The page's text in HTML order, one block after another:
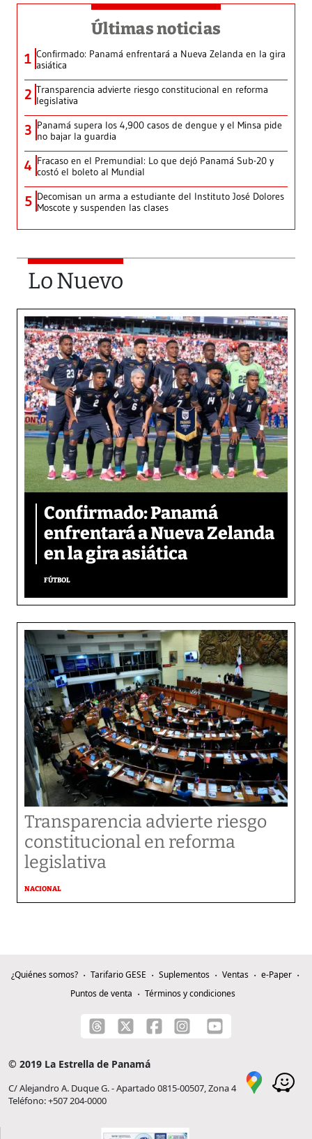
Últimas noticias
1 Confirmado: Panamá enfrentará a Nueva Zelanda en la gira
asiática
2 Transparencia advierte riesgo constitucional en reforma
legislativa
3 Panamá supera los 4,900 casos de dengue y el Minsa pide
no bajar la guardia
4 Fracaso en el Premundial: Lo que dejó Panamá Sub-20 y
costó el boleto al Mundial
5 Decomisan un arma a estudiante del Instituto José Dolores
Moscote y suspenden las clases
Lo Nuevo
Confirmado: Panamá
enfrentará a Nueva Zelanda
en la gira asiática
FÚTBOL
Transparencia advierte riesgo
constitucional en reforma
legislativa
NACIONAL
¿Quiénes somos? Tarifario GESE Suplementos Ventas
e-Paper
Puntos de venta
Términos y condiciones
© 2019 La Estrella de Panamá
C/ Alejandro A. Duque G. - Apartado 0815-00507, Zona 4
Teléfono: +507 204-0000